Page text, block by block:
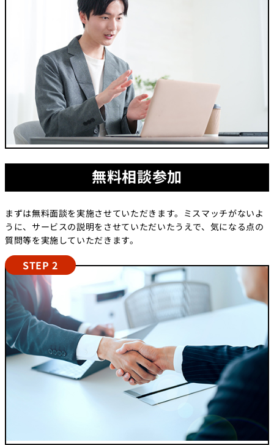
無料相談参加
まずは無料面談を実施させていただきます。ミスマッチがないよ
うに、サービスの説明をさせていただいたうえで、気になる点の
質問等を実施していただきます。
STEP 2